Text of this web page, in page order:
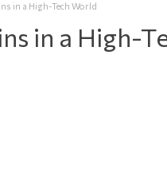
in a High-Tech World
in a High-